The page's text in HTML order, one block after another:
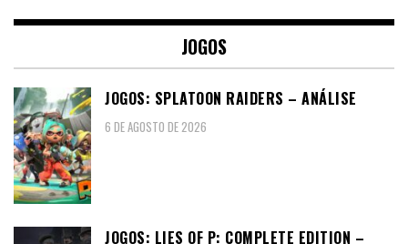
JOGOS
JOGOS: SPLATOON RAIDERS – ANÁLISE
6 DE AGOSTO DE 2026
JOGOS: LIES OF P: COMPLETE EDITION –